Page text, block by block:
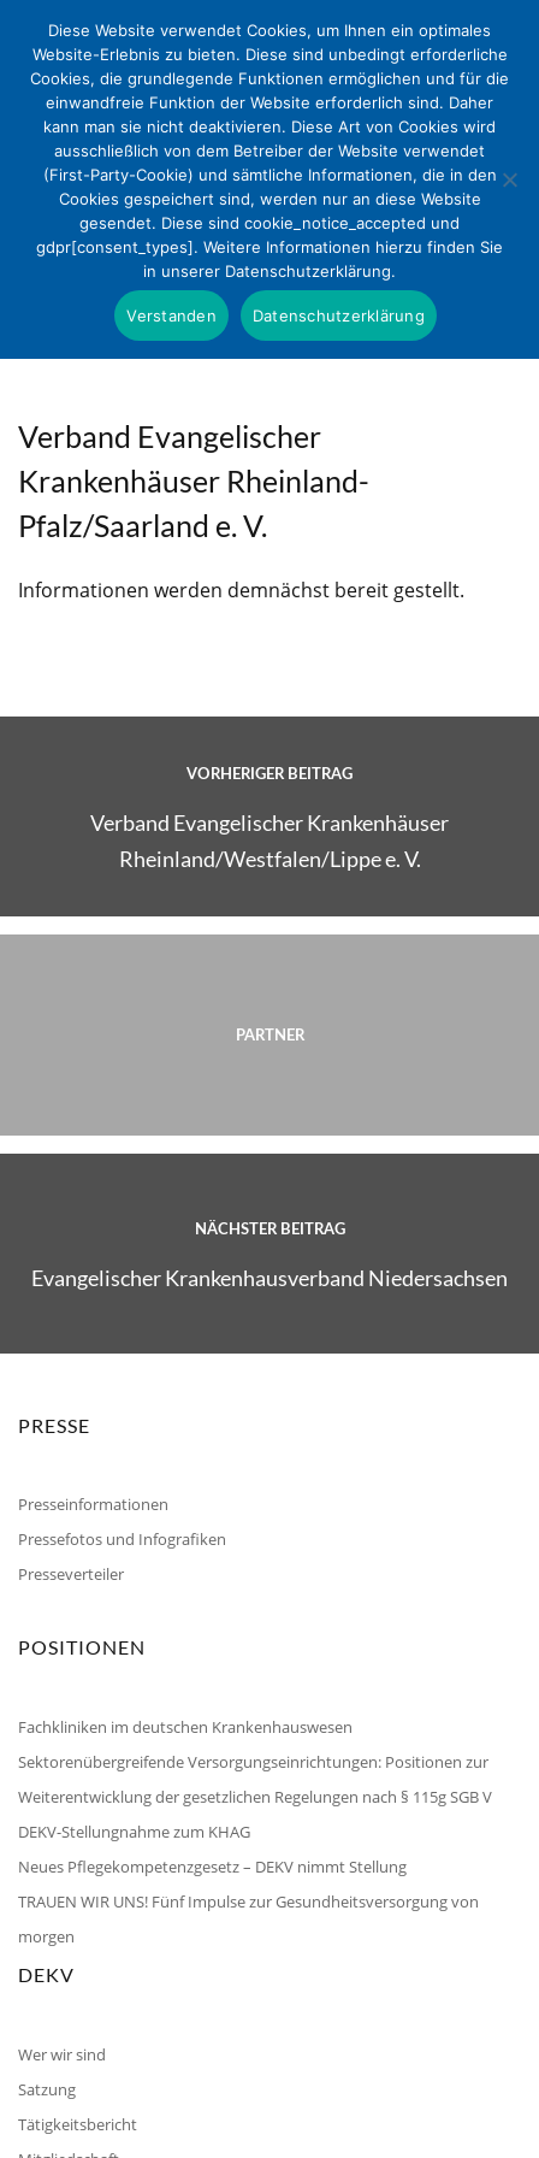
Verband Evangelischer
Krankenhäuser Rheinland-
Pfalz/Saarland e. V.
Informationen werden demnächst bereit gestellt.
VORHERIGER BEITRAG
Verband Evangelischer Krankenhäuser
Rheinland/Westfalen/Lippe e. V.
PARTNER
NÄCHSTER BEITRAG
Evangelischer Krankenhausverband Niedersachsen
PRESSE
Presseinformationen
Pressefotos und Infografiken
Presseverteiler
POSITIONEN
Fachkliniken im deutschen Krankenhauswesen
Sektorenübergreifende Versorgungseinrichtungen: Positionen zur
Weiterentwicklung der gesetzlichen Regelungen nach § 115g SGB V
DEKV-Stellungnahme zum KHAG
Neues Pflegekompetenzgesetz – DEKV nimmt Stellung
TRAUEN WIR UNS! Fünf Impulse zur Gesundheitsversorgung von
morgen
DEKV
Wer wir sind
Satzung
Tätigkeitsbericht
Diese Website verwendet Cookies, um Ihnen ein optimales
Website-Erlebnis zu bieten. Diese sind unbedingt erforderliche
Cookies, die grundlegende Funktionen ermöglichen und für die
einwandfreie Funktion der Website erforderlich sind. Daher
kann man sie nicht deaktivieren. Diese Art von Cookies wird
ausschließlich von dem Betreiber der Website verwendet
(First-Party-Cookie) und sämtliche Informationen, die in den
Cookies gespeichert sind, werden nur an diese Website
gesendet. Diese sind cookie_notice_accepted und
gdpr[consent_types]. Weitere Informationen hierzu finden Sie
in unserer Datenschutzerklärung.
Verstanden Datenschutzerklärung